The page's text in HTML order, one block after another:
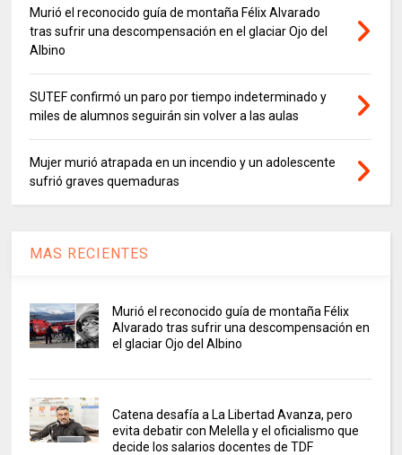
Murió el reconocido guía de montaña Félix Alvarado
tras sufrir una descompensación en el glaciar Ojo del
Albino
SUTEF confirmó un paro por tiempo indeterminado y
miles de alumnos seguirán sin volver a las aulas
Mujer murió atrapada en un incendio y un adolescente
sufrió graves quemaduras
MAS RECIENTES
Murió el reconocido guía de montaña Félix
Alvarado tras sufrir una descompensación en
el glaciar Ojo del Albino
Catena desafía a La Libertad Avanza, pero
evita debatir con Melella y el oficialismo que
decide los salarios docentes de TDF